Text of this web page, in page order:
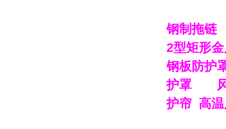
钢制拖链
2型矩形
钢板防护
护罩
护帘 高